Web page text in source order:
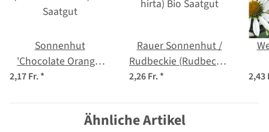
Sonnenhut
'Chocolate Orange'
(Rudbeckia hirta) Bio
2,17 Fr.*
Rauer Sonnenhut /
Rudbeckie (Rudbeckia
hirta) Bio Saatgut
2,26 Fr.* 2,43
Ähnliche Artikel